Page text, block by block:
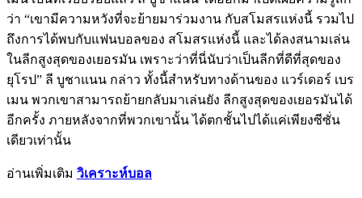
ว่า “เขามีความหวังที่จะย้ายมาร่วมงาน กับสโมสรแห่งนี้ รวมไป
ถึงการได้พบกับแฟนบอลของ สโมสรแห่งนี้ และได้ลงสนามเล่น
ในลีกสูงสุดของเยอรมัน เพราะว่าที่นี่นับว่าเป็นลีกที่ดีที่สุดของ
ยุโรป” ลี บูชาแนน กล่าว ทั้งนี้สำหรับทางด้านของ แวร์เดอร์ เบร
เมน พวกเขาสามารถย้ายกลับมาเล่นยัง ลีกสูงสุดของเยอรมันได้
อีกครั้ง ภายหลังจากที่พวกเขานั้น ได้ตกชั้นไปได้แค่เพียงซีซั่น
เดียวเท่านั้น
อ่านเพิ่มเติม วิเคราะห์บอล